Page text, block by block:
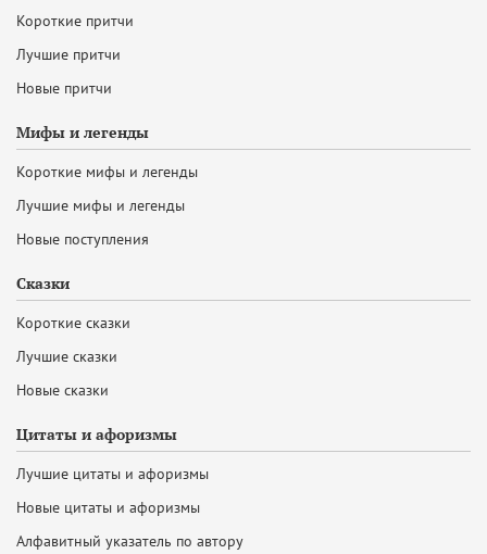
Короткие притчи
Лучшие притчи
Новые притчи
Мифы и легенды
Короткие мифы и легенды
Лучшие мифы и легенды
Новые поступления
Сказки
Короткие сказки
Лучшие сказки
Новые сказки
Цитаты и афоризмы
Лучшие цитаты и афоризмы
Новые цитаты и афоризмы
Алфавитный указатель по автору